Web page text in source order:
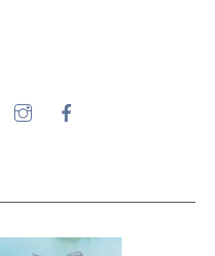
YouTube Instagram